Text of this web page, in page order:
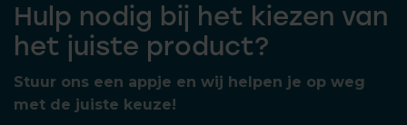
Hulp nodig bij het kiezen van
het juiste product?
Stuur ons een appje en wij helpen je op weg
met de juiste keuze!